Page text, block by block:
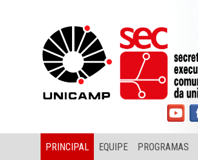
PRINCIPAL EQUIPE PROGRAMAS